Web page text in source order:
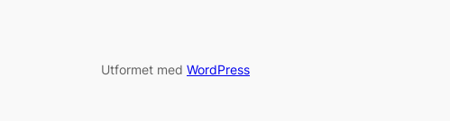
Utformet med WordPress